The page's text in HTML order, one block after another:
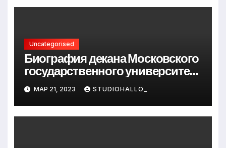
Uncategorised
Биография декана Московского
государственного университета
Андрея Сидорова — от студента
до руководителя
МАР 21, 2023 STUDIOHALLO_